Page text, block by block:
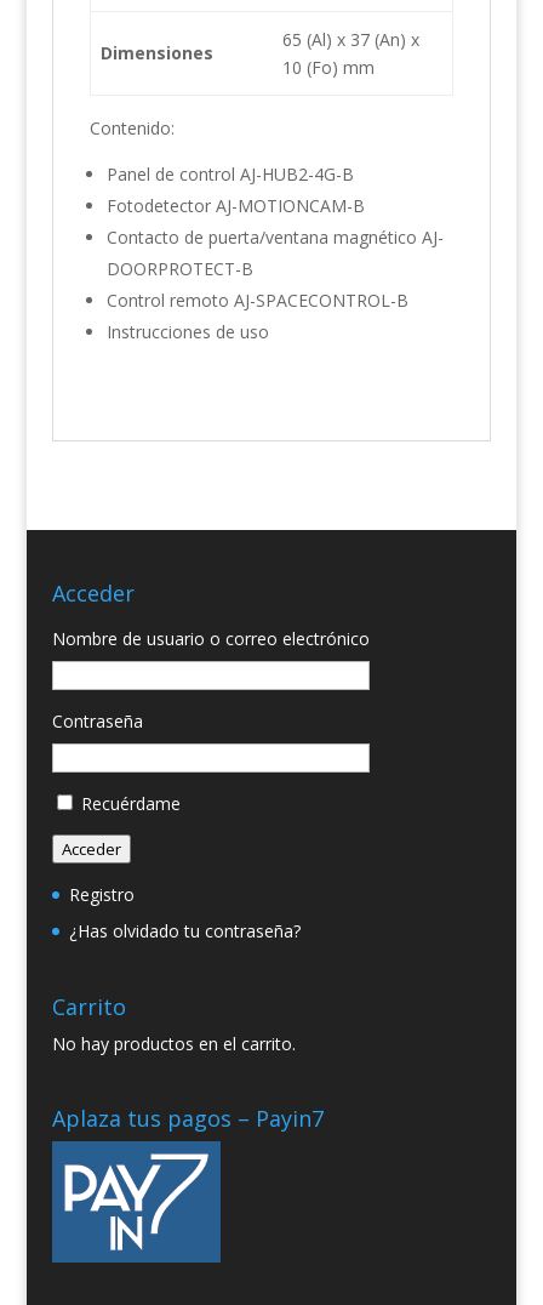
Dimensiones
65 (Al) x 37 (An) x
10 (Fo) mm
Contenido:
Panel de control AJ-HUB2-4G-B
Fotodetector AJ-MOTIONCAM-B
Contacto de puerta/ventana magnético AJ-
DOORPROTECT-B
Control remoto AJ-SPACECONTROL-B
Instrucciones de uso
Acceder
Nombre de usuario o correo electrónico
Contraseña
Recuérdame
Acceder
Registro
¿Has olvidado tu contraseña?
Carrito
No hay productos en el carrito.
Aplaza tus pagos – Payin7